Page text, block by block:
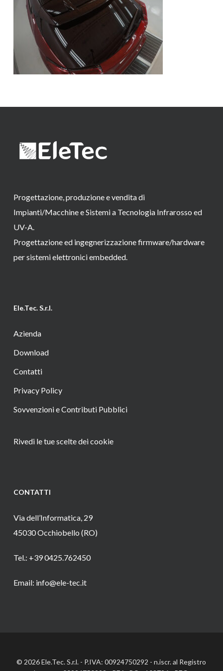
Progettazione, produzione e vendita di
Impianti/Macchine e Sistemi a Tecnologia Infrarosso ed
UV-A.
Progettazione ed ingegnerizzazione firmware/hardware
per sistemi elettronici embedded.
Ele.Tec. S.r.l.
Azienda
Download
Contatti
Privacy Policy
Sovvenzioni e Contributi Pubblici
Rivedi le tue scelte dei cookie
CONTATTI
Via dell’Informatica, 29
45030 Occhiobello (RO)
Tel.: +39 0425.762450
Email: info@ele-tec.it
© 2026 Ele.Tec. S.r.l. - P.IVA: 00924750292 - n.iscr. al Registro